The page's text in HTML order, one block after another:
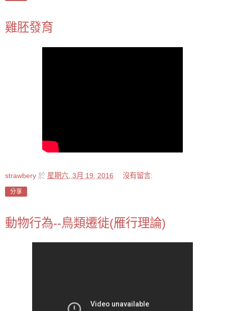
雞胚發育
strawbery 於 星期六, 3月 19, 2016 沒有留言:
分享
動物行為--鳥類遷徙(雁行理論)